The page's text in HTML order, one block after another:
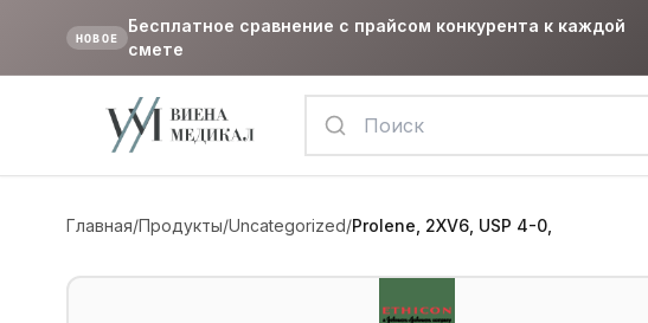
НОВОЕ
Бесплатное сравнение с прайсом конкурента к каждой
смете
Главная/Продукты/Uncategorized/Prolene, 2XV6, USP 4-0,